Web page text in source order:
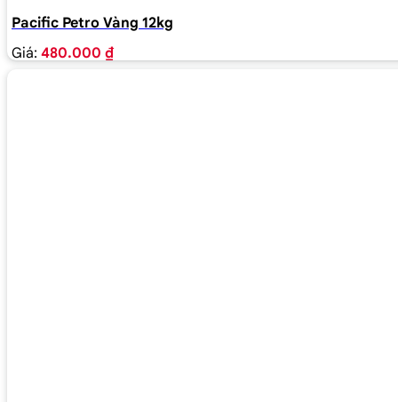
Pacific Petro Vàng 12kg
Giá: 480.000 ₫